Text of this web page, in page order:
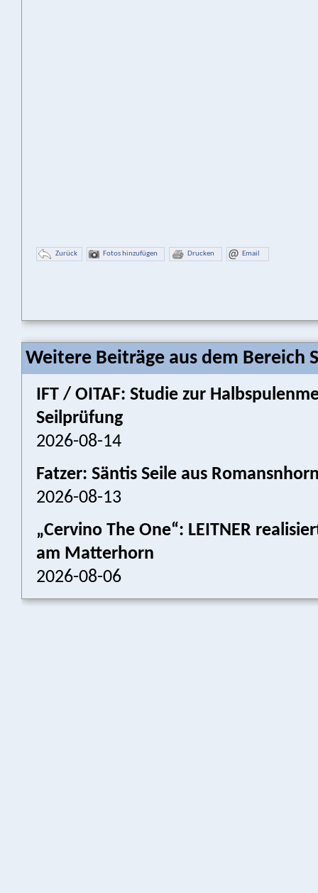
Zurück Fotos hinzufügen Drucken Email
Weitere Beiträge aus dem Bereich
IFT / OITAF: Studie zur
Seilprüfung
2026-08-14
Fatzer: Säntis Seile aus
2026-08-13
„Cervino The One“: LEITNER
am Matterhorn
2026-08-06